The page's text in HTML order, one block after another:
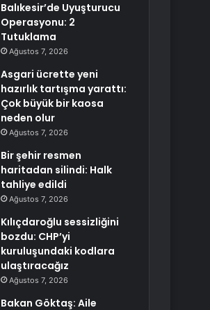
Balıkesir’de Uyuşturucu
Operasyonu: 2
Tutuklama
Ağustos 7, 2026
Asgari ücrette yeni
hazırlık tartışma yarattı:
Çok büyük bir kaosa
neden olur
Ağustos 7, 2026
Bir şehir resmen
haritadan silindi: Halk
tahliye edildi
Ağustos 7, 2026
Kılıçdaroğlu sessizliğini
bozdu: CHP’yi
kuruluşundaki kodlara
ulaştıracağız
Ağustos 7, 2026
Bakan Göktaş: Aile